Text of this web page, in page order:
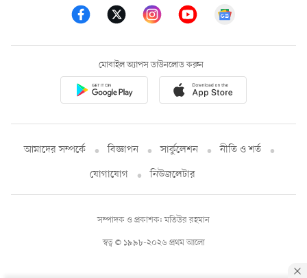
মোবাইল অ্যাপস ডাউনলোড করুন
আমাদের সম্পর্কে বিজ্ঞাপন সার্কুলেশন
নীতি ও শর্ত
যোগাযোগ
নিউজলেটার
স্বত্ব © ১৯৯৮-২০২৬ প্রথম আলো
সম্পাদক ও প্রকাশক: মতিউর রহমান